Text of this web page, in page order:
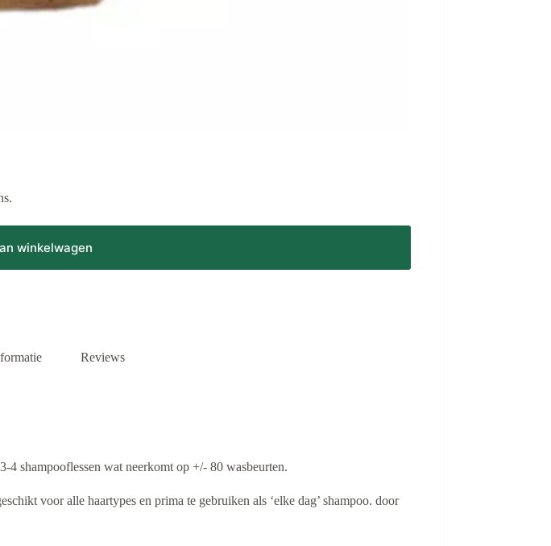
winkelwagen
Reviews
4 shampooflessen wat neerkomt op +/- 80 wasbeurten.
voor alle haartypes en prima te gebruiken als ‘elke dag’ shampoo. door